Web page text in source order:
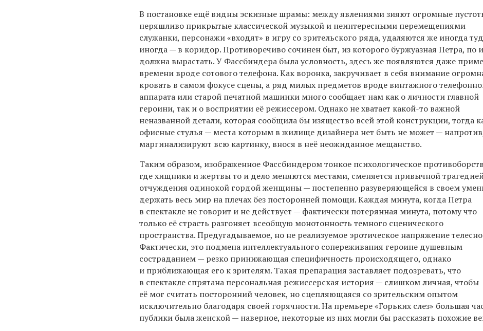
В постановке ещё видны эскизные шрамы: между явлениями зияют огромные
неряшливо прикрытые классической музыкой и неинтересными перемещениями
служанки, персонажи «входят» в игру со зрительского ряда, удаляются же иногда
иногда — в коридор. Противоречиво сочинен быт, из которого буржуазная Петра, по
должна вырастать. У Фассбиндера была условность, здесь же появляются даже
времени вроде сотового телефона. Как воронка, закручивает в себя внимание
кровать в самом фокусе сцены, а ряд милых предметов вроде винтажного
аппарата или старой печатной машинки много сообщает нам как о личности главной
героини, так и о восприятии её режиссером. Однако не хватает какой-то важной
неназванной детали, которая сообщила бы изящество всей этой конструкции, тогда
офисные стулья — места которым в жилище дизайнера нет быть не может —
маргинализируют всю картинку, внося в неё неожиданное мещанство.
Таким образом, изображенное Фассбиндером тонкое психологическое
где хищники и жертвы то и дело меняются местами, сменяется привычной
отчуждения одинокой гордой женщины — постепенно разуверяющейся в своем
держать весь мир на плечах без посторонней помощи. Каждая минута, когда Петра
в спектакле не говорит и не действует — фактически потерянная минута, потому что
только её страсть разгоняет всеобщую монотонность темного сценического
пространства. Предугадываемое, но не реализуемое эротическое напряжение
Фактически, это подмена интеллектуального сопереживания героине душевным
состраданием — резко принижающая специфичность происходящего, однако
и приближающая его к зрителям. Такая препарация заставляет подозревать, что
в спектакле спрятана персональная режиссерская история — слишком личная, чтобы
её мог считать посторонний человек, но сцепляющаяся со зрительским опытом
исключительно благодаря своей горячности. На премьере «Горьких слез» большая
публики была женской — наверное, некоторые из них могли бы рассказать похожие